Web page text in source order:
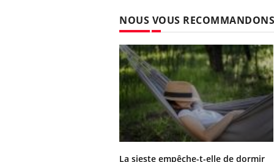
NOUS VOUS RECOMMANDONS
La sieste empêche-t-elle de dormir
...